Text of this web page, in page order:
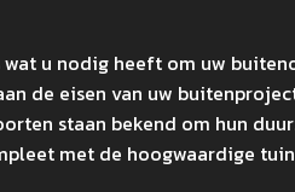
u nodig heeft om uw
de eisen van uw
staan bekend om hun
met de hoogwaardige